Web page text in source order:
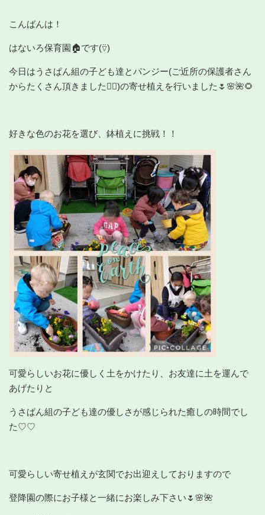
こんばんは！
はないろ保育園🏠です(⍢)
今日はうさぱん組の子ども達とパンジー(ご近所の保護者さん
からたくさん頂きました🙇‍♀️)の寄せ植えを行いました🌷🌸🌺🌻
好きな色のお花を選び、鉢植えに挑戦！！
可愛らしいお花に優しく土をかけたり、お友達に土を運んで
あげたりと
うさぱん組の子ども達の優しさが感じられた癒しの時間でし
た♡♡
可愛らしい寄せ植えが玄関でお出迎えしておりますので
登降園の際にお子様と一緒にお楽しみ下さい🌷🌸🌺